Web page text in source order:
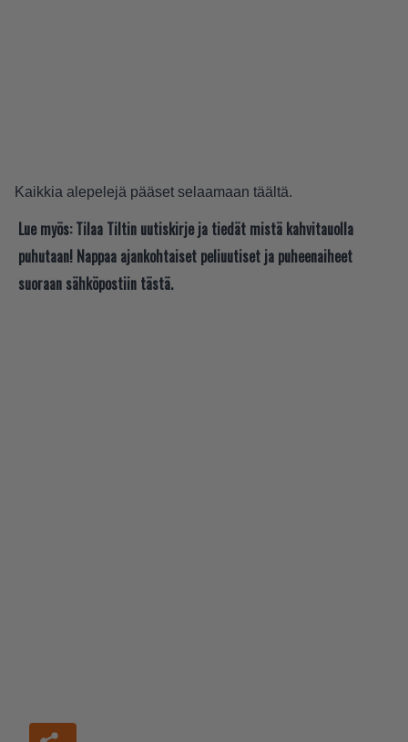
Kaikkia alepelejä pääset selaamaan täältä.
Lue myös: Tilaa Tiltin uutiskirje ja tiedät mistä kahvitauolla
puhutaan! Nappaa ajankohtaiset peliuutiset ja puheenaiheet
suoraan sähköpostiin tästä.